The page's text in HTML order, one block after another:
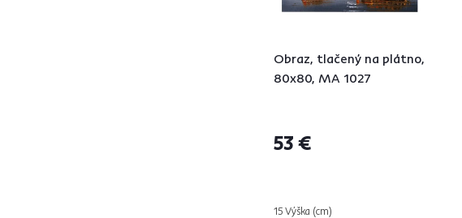
Obraz, tlačený na plátno,
80x80, MA 1027
53 €
15 Výška (cm)